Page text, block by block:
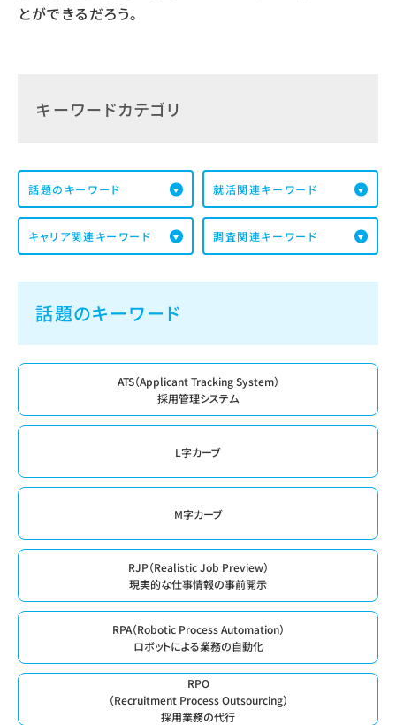
とができるだろう。
キーワードカテゴリ
話題のキーワード 就活関連キーワード
キャリア関連キーワード 調査関連キーワード
話題のキーワード
ATS（Applicant Tracking System）
採用管理システム
L字カーブ
M字カーブ
RJP（Realistic Job Preview）
現実的な仕事情報の事前開示
RPA（Robotic Process Automation）
ロボットによる業務の自動化
RPO
（Recruitment Process Outsourcing）
採用業務の代行